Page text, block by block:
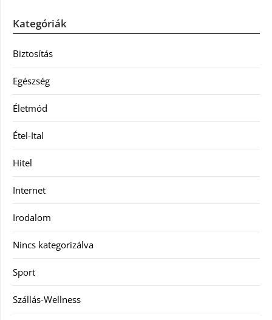
Kategóriák
Biztosítás
Egészség
Életmód
Étel-Ital
Hitel
Internet
Irodalom
Nincs kategorizálva
Sport
Szállás-Wellness